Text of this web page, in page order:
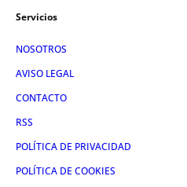
Servicios
NOSOTROS
AVISO LEGAL
CONTACTO
RSS
POLÍTICA DE PRIVACIDAD
POLÍTICA DE COOKIES